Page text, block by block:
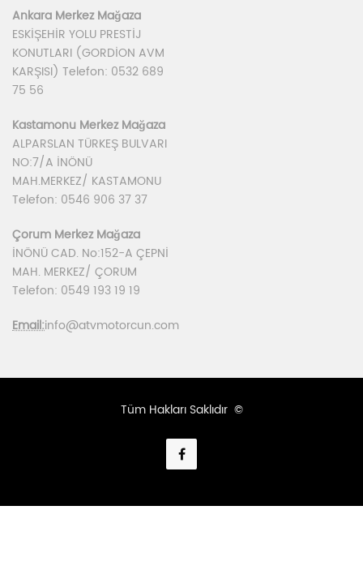
Ankara Merkez Mağaza
ESKİŞEHİR YOLU PRESTİJ
KONUTLARI (GORDİON AVM
KARŞISI) Telefon: 0532 689
75 56
Kastamonu Merkez Mağaza
ALPARSLAN TÜRKEŞ BULVARI
NO:7/A İNÖNÜ
MAH.MERKEZ/ KASTAMONU
Telefon: 0546 906 37 37
Çorum Merkez Mağaza
İNÖNÜ CAD. No:152-A ÇEPNİ
MAH. MERKEZ/ ÇORUM
Telefon: 0549 193 19 19
Email:info@atvmotorcun.com
Tüm Hakları Saklıdır ©